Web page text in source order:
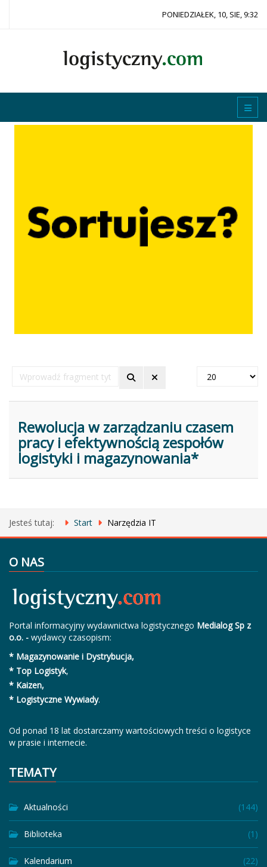
PONIEDZIAŁEK, 10, SIE, 9:32
Wprowadź
fragment
Pokaż
Rewolucja w zarządzaniu czasem
pracy i efektywnością zespołów
logistyki i magazynowania*
Jesteś tutaj: Start Narzędzia IT
O NAS
Portal informacyjny wydawnictwa logistycznego Medialog Sp z
o.o. - wydawcy czasopism:
* Magazynowanie i Dystrybucja,
* Top Logistyk,
* Kaizen,
* Logistyczne Wywiady.
Od ponad 18 lat dostarczamy wartościowych treści o logistyce
w prasie i internecie.
TEMATY
Aktualności (144)
Biblioteka (1)
Kalendarium (22)